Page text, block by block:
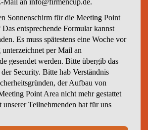
Mail an info@firmencup.de.
Sonnenschirm für die Meeting Point
entsprechende Formular kannst
Es muss spätestens eine Woche vor
unterzeichnet per Mail an
gesendet werden. Bitte übergib das
Security. Bitte hab Verständnis
der Aufbau von
Point Area nicht mehr gestattet
Teilnehmenden hat für uns